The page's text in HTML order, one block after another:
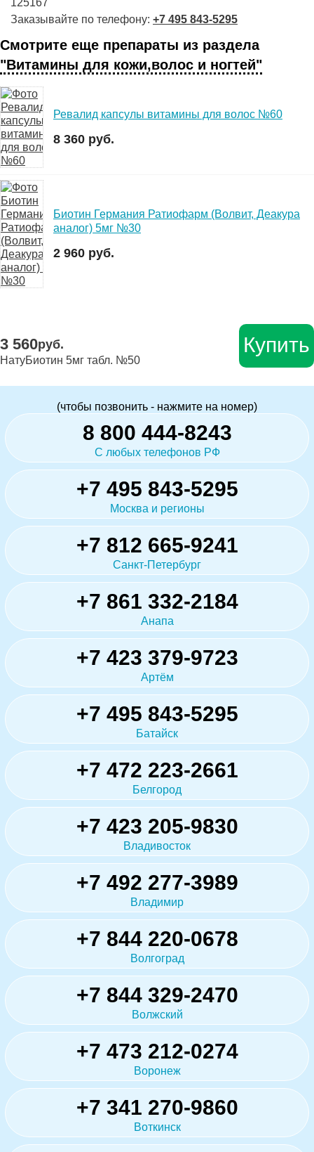
125167
Заказывайте по телефону: +7 495 843-5295
Смотрите еще препараты из раздела
"Витамины для кожи,волос и ногтей"
Ревалид капсулы витамины для волос №60
8 360 руб.
Биотин Германия Ратиофарм (Волвит, Деакура
аналог) 5мг №30
2 960 руб.
3 560руб.
НатуБиотин 5мг табл. №50
Купить
(чтобы позвонить - нажмите на номер)
8 800 444-8243
С любых телефонов РФ
+7 495 843-5295
Москва и регионы
+7 812 665-9241
Санкт-Петербург
+7 861 332-2184
Анапа
+7 423 379-9723
Артём
+7 495 843-5295
Батайск
+7 472 223-2661
Белгород
+7 423 205-9830
Владивосток
+7 492 277-3989
Владимир
+7 844 220-0678
Волгоград
+7 844 329-2470
Волжский
+7 473 212-0274
Воронеж
+7 341 270-9860
Воткинск